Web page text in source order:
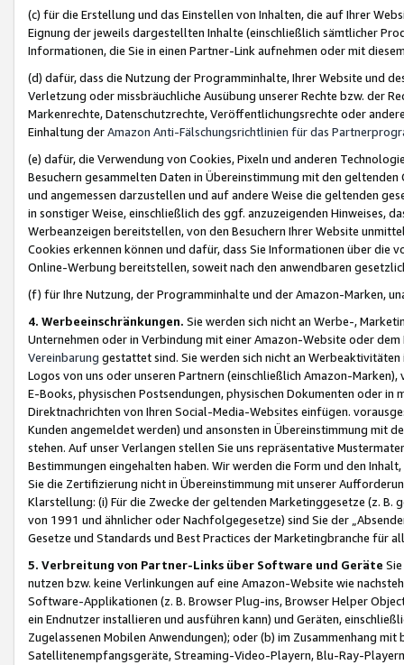
(c) für die Erstellung und das Einstellen von Inhalten, die auf Ihrer
Eignung der jeweils dargestellten Inhalte (einschließlich sämtlicher
Informationen, die Sie in einen Partner-Link aufnehmen oder mit
(d) dafür, dass die Nutzung der Programminhalte, Ihrer Website und
Verletzung oder missbräuchliche Ausübung unserer Rechte bzw. der
Markenrechte, Datenschutzrechte, Veröffentlichungsrechte oder
Einhaltung derAmazon Anti-Fälschungsrichtlinien für das
(e) dafür, die Verwendung von Cookies, Pixeln und anderen
Besuchern gesammelten Daten in Übereinstimmung mit den
und angemessen darzustellen und auf andere Weise die geltenden
in sonstiger Weise, einschließlich des ggf. anzuzeigenden Hinweises,
Werbeanzeigen bereitstellen, von den Besuchern Ihrer Website
Cookies erkennen können und dafür, dass Sie Informationen über die
Online-Werbung bereitstellen, soweit nach den anwendbaren
(f) für Ihre Nutzung, der Programminhalte und der Amazon-Marken,
4. Werbeeinschränkungen. Sie werden sich nicht an Werbe-,
Unternehmen oder in Verbindung mit einer Amazon-Website oder
Vereinbarung gestattet sind. Sie werden sich nicht an
Logos von uns oder unseren Partnern (einschließlich Amazon-
E-Books, physischen Postsendungen, physischen Dokumenten oder in
Direktnachrichten von Ihren Social-Media-Websites einfügen.
Kunden angemeldet werden) und ansonsten in Übereinstimmung mit
stehen. Auf unser Verlangen stellen Sie uns repräsentative
Bestimmungen eingehalten haben. Wir werden die Form und den
Sie die Zertifizierung nicht in Übereinstimmung mit unserer
Klarstellung: (i) Für die Zwecke der geltenden Marketinggesetze (z. B.
von 1991 und ähnlicher oder Nachfolgegesetze) sind Sie der
Gesetze und Standards und Best Practices der Marketingbranche für
5. Verbreitung von Partner-Links über Software und Geräte
nutzen bzw. keine Verlinkungen auf eine Amazon-Website wie
Software-Applikationen (z. B. Browser Plug-ins, Browser Helper
ein Endnutzer installieren und ausführen kann) und Geräten,
Zugelassenen Mobilen Anwendungen); oder (b) im Zusammenhang
Satellitenempfangsgeräte, Streaming-Video-Playern, Blu-Ray-